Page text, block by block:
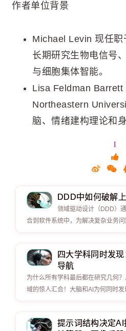
作者单位背景
Michael Levin 现任职
长期研究生物电信号
与细胞集体智能。
Lisa Feldman Barrett
Northeastern
脑、情绪建构理论和
1
DDD中如何破解
领域驱动设计（DDD）
合到软件系统中，为解决复杂业务问
四大学科同时发
导航
为什么所有学科最后都在研究几何
域的惊人汇合！大脑和AI为何同时发
提示词结构决定